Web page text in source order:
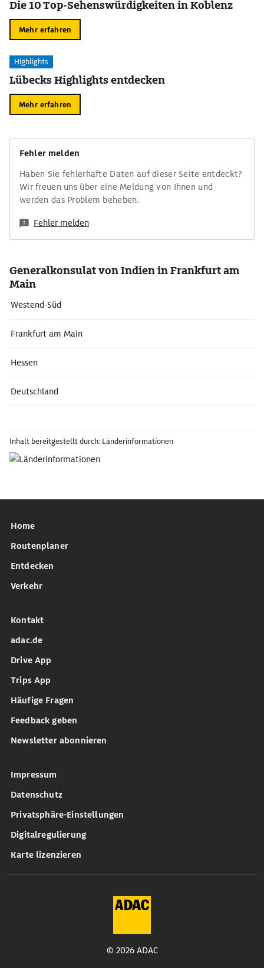
Die 10 Top-Sehenswürdigkeiten in Koblenz
Mehr erfahren
Highlights
Lübecks Highlights entdecken
Mehr erfahren
Fehler melden
Haben Sie fehlerhafte Daten auf dieser Seite entdeckt?
Wir freuen uns über eine Meldung von Ihnen und
werden das Problem beheben.
Fehler melden
Generalkonsulat von Indien in Frankfurt am
Main
Westend-Süd
Frankfurt am Main
Hessen
Deutschland
Inhalt bereitgestellt durch: Länderinformationen
Home
Routenplaner
Entdecken
Verkehr
Kontakt
adac.de
Drive App
Trips App
Häufige Fragen
Feedback geben
Newsletter abonnieren
Impressum
Datenschutz
Privatsphäre-Einstellungen
Digitalregulierung
Karte lizenzieren
© 2026 ADAC